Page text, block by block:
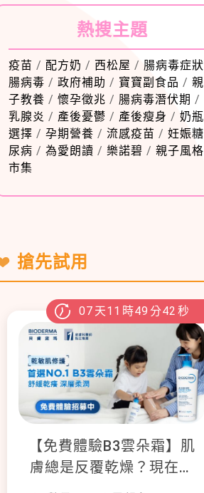
熱搜主題
疫苗 / 配方奶 / 西松屋 / 腸病毒症狀
腸病毒 / 政府補助 / 寶寶副食品 / 親
子教養 / 懷孕徵兆 / 腸病毒潛伏期 /
乳腺炎 / 產後憂鬱 / 產後瘦身 / 奶瓶
選擇 / 孕期營養 / 流感疫苗 / 妊娠糖
尿病 / 為愛朗讀 / 樂諾碧 / 親子風格
市集
搶先試用
07 天11 時49 分40 秒
【免費體驗B3雲朵霜】肌
膚總是反覆乾燥？現在就
加入貝膚黛瑪修護體驗計